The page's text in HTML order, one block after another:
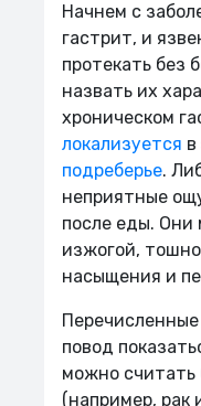
Начнем с
гастрит, и
протекать без
назвать их
хроническом
локализуется
подреберье.
неприятные
после еды. Они
изжогой,
насыщения и
повод
можно считать
(например, рак